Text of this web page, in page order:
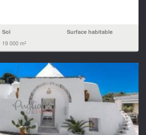
Sol
19 000 m²
Surface habitable